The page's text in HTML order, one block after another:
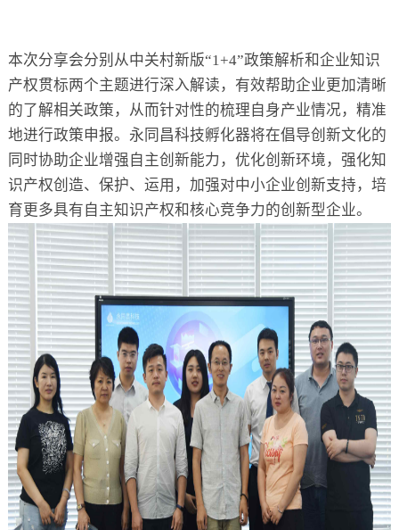
本次分享会分别从中关村新版“1+4”政策解析和企业知识
产权贯标两个主题进行深入解读，有效帮助企业更加清晰
的了解相关政策，从而针对性的梳理自身产业情况，精准
地进行政策申报。永同昌科技孵化器将在倡导创新文化的
同时协助企业增强自主创新能力，优化创新环境，强化知
识产权创造、保护、运用，加强对中小企业创新支持，培
育更多具有自主知识产权和核心竞争力的创新型企业。